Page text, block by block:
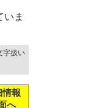
いま
字扱い
情報
へ